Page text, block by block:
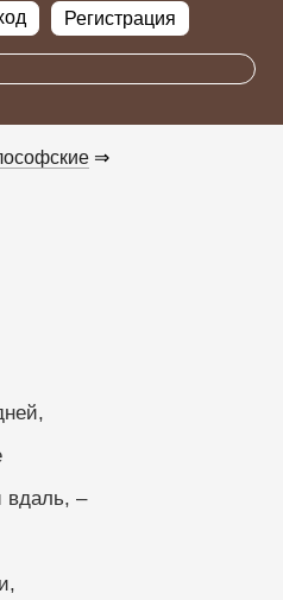
Регистрация
⇒
вдаль, –